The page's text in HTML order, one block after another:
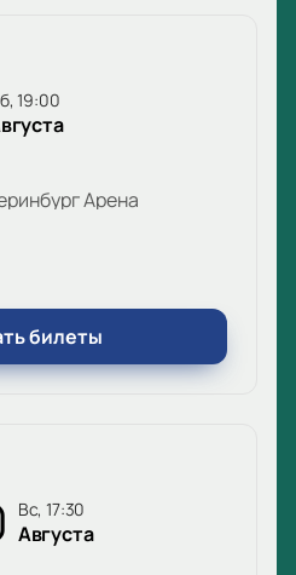
сб, 19:00
Арена
билеты
вс, 17:30
Августа